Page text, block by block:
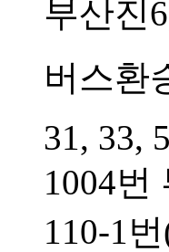
부산진
버스환
31, 33,
1004번
110-1